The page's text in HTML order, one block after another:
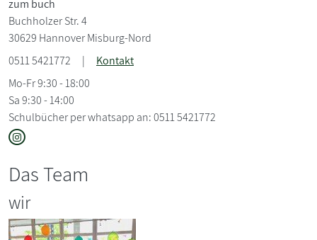
zum buch
Buchholzer Str. 4
30629 Hannover Misburg-Nord
0511 5421772
|
Kontakt
Mo-Fr 9:30 - 18:00
Sa 9:30 - 14:00
Schulbücher per whatsapp an: 0511 5421772
Das Team
wir